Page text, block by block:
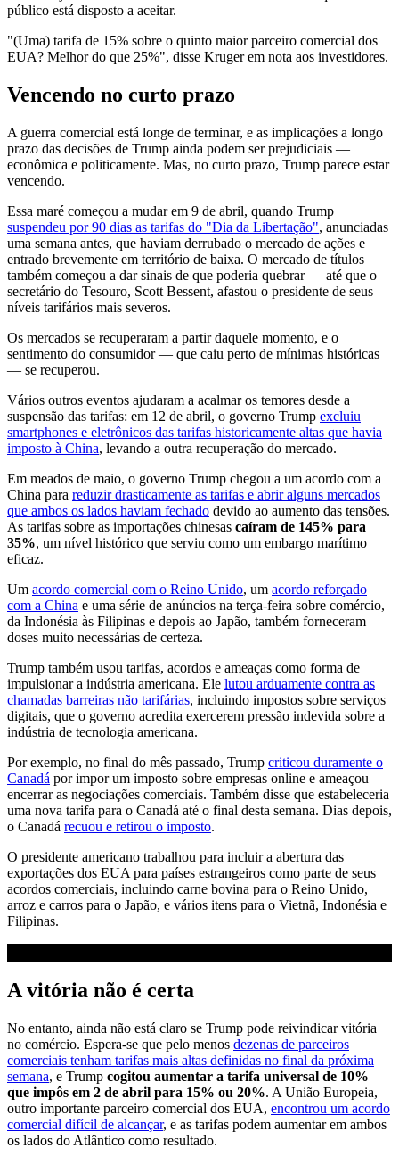
público está disposto a aceitar.
"(Uma) tarifa de 15% sobre o quinto maior parceiro comercial dos
EUA? Melhor do que 25%", disse Kruger em nota aos investidores.
Vencendo no curto prazo
A guerra comercial está longe de terminar, e as implicações a longo
prazo das decisões de Trump ainda podem ser prejudiciais —
econômica e politicamente. Mas, no curto prazo, Trump parece estar
vencendo.
Essa maré começou a mudar em 9 de abril, quando Trump
suspendeu por 90 dias as tarifas do "Dia da Libertação", anunciadas
uma semana antes, que haviam derrubado o mercado de ações e
entrado brevemente em território de baixa. O mercado de títulos
também começou a dar sinais de que poderia quebrar — até que o
secretário do Tesouro, Scott Bessent, afastou o presidente de seus
níveis tarifários mais severos.
Os mercados se recuperaram a partir daquele momento, e o
sentimento do consumidor — que caiu perto de mínimas históricas
— se recuperou.
Vários outros eventos ajudaram a acalmar os temores desde a
suspensão das tarifas: em 12 de abril, o governo Trump excluiu
smartphones e eletrônicos das tarifas historicamente altas que havia
imposto à China, levando a outra recuperação do mercado.
Em meados de maio, o governo Trump chegou a um acordo com a
China para reduzir drasticamente as tarifas e abrir alguns mercados
que ambos os lados haviam fechado devido ao aumento das tensões.
As tarifas sobre as importações chinesas caíram de 145% para
35%, um nível histórico que serviu como um embargo marítimo
eficaz.
Um acordo comercial com o Reino Unido, um acordo reforçado
com a China e uma série de anúncios na terça-feira sobre comércio,
da Indonésia às Filipinas e depois ao Japão, também forneceram
doses muito necessárias de certeza.
Trump também usou tarifas, acordos e ameaças como forma de
impulsionar a indústria americana. Ele lutou arduamente contra as
chamadas barreiras não tarifárias, incluindo impostos sobre serviços
digitais, que o governo acredita exercerem pressão indevida sobre a
indústria de tecnologia americana.
Por exemplo, no final do mês passado, Trump criticou duramente o
Canadá por impor um imposto sobre empresas online e ameaçou
encerrar as negociações comerciais. Também disse que estabeleceria
uma nova tarifa para o Canadá até o final desta semana. Dias depois,
o Canadá recuou e retirou o imposto.
O presidente americano trabalhou para incluir a abertura das
exportações dos EUA para países estrangeiros como parte de seus
acordos comerciais, incluindo carne bovina para o Reino Unido,
arroz e carros para o Japão, e vários itens para o Vietnã, Indonésia e
Filipinas.
A vitória não é certa
No entanto, ainda não está claro se Trump pode reivindicar vitória
no comércio. Espera-se que pelo menos dezenas de parceiros
comerciais tenham tarifas mais altas definidas no final da próxima
semana, e Trump cogitou aumentar a tarifa universal de 10%
que impôs em 2 de abril para 15% ou 20%. A União Europeia,
outro importante parceiro comercial dos EUA, encontrou um acordo
comercial difícil de alcançar, e as tarifas podem aumentar em ambos
os lados do Atlântico como resultado.